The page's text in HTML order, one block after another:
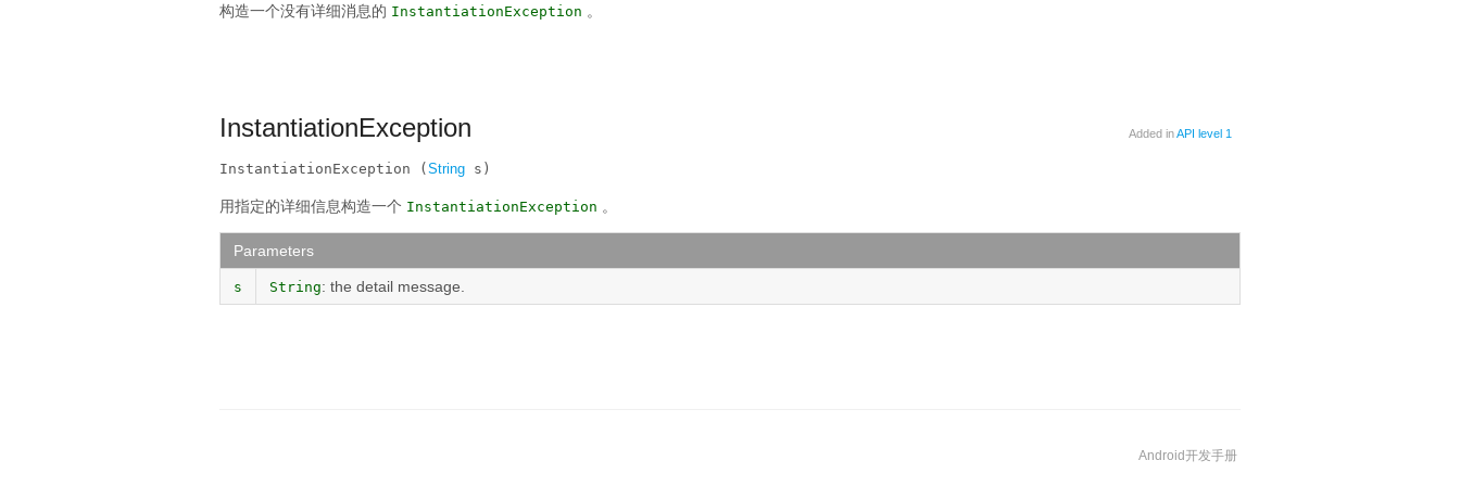
构造一个没有详细消息的 InstantiationException 。
InstantiationException Added inAPI level 1
InstantiationException ( String s)
用指定的详细信息构造一个 InstantiationException 。
Parameters
s String: the detail message.
Android开发手册